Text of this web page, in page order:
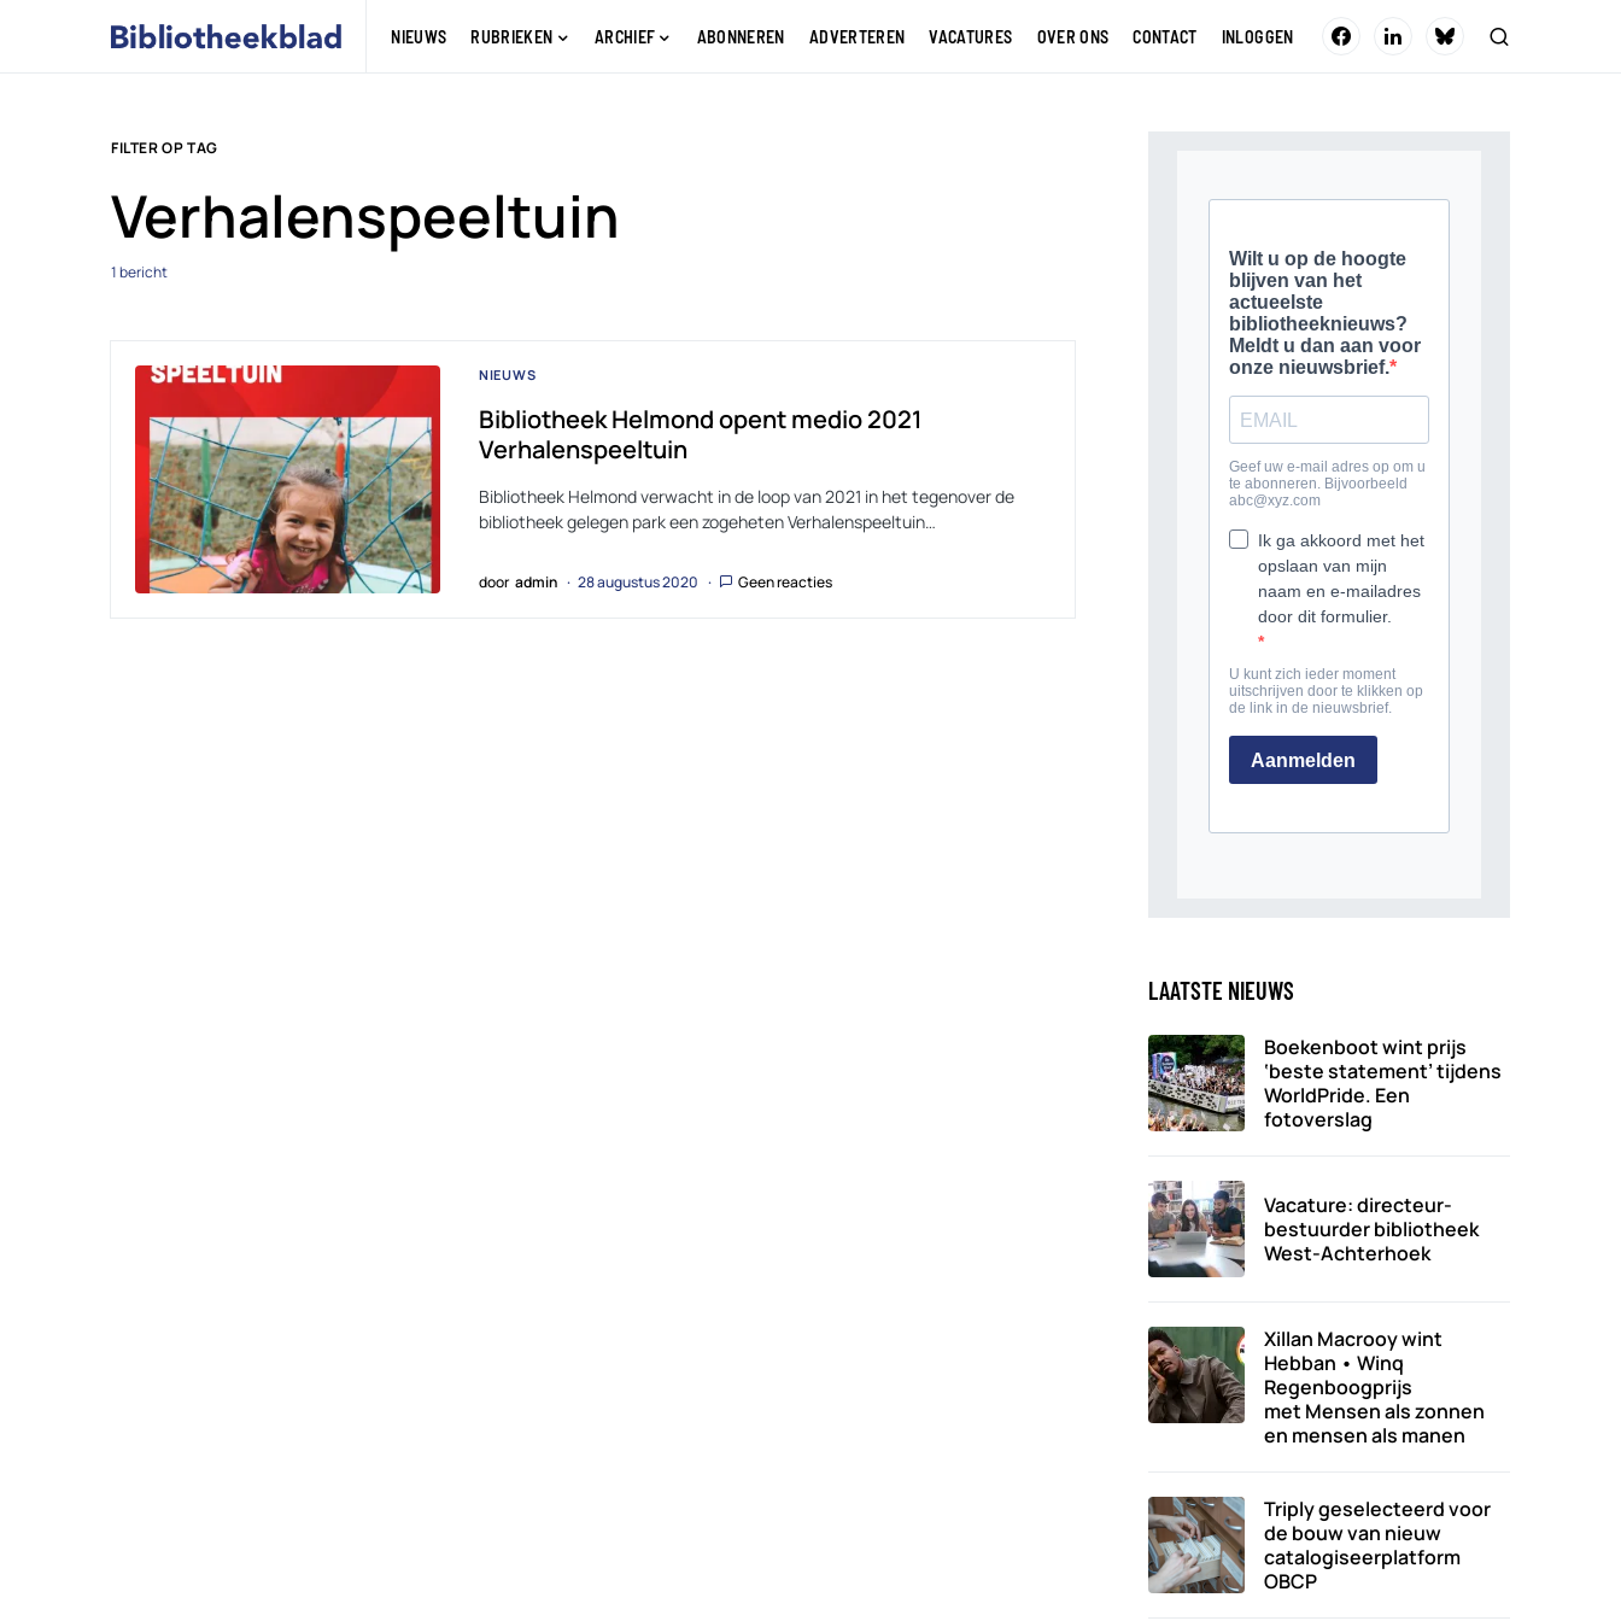
NIEUWS RUBRIEKEN ARCHIEF ABONNEREN ADVERTEREN VACATURES OVER ONS CONTACT INLOGGEN
FILTER OP TAG
Verhalenspeeltuin
1 bericht
NIEUWS
Bibliotheek Helmond opent medio 2021
Verhalenspeeltuin
Bibliotheek Helmond verwacht in de loop van 2021 in het tegenover de
bibliotheek gelegen park een zogeheten Verhalenspeeltuin…
door admin 28 augustus 2020 Geen reacties
LAATSTE NIEUWS
Boekenboot wint prijs
‘beste statement’ tijdens
WorldPride. Een
fotoverslag
Vacature: directeur-
bestuurder bibliotheek
West-Achterhoek
Xillan Macrooy wint
Hebban • Winq
Regenboogprijs
met Mensen als zonnen
en mensen als manen
Triply geselecteerd voor
de bouw van nieuw
catalogiseerplatform
OBCP